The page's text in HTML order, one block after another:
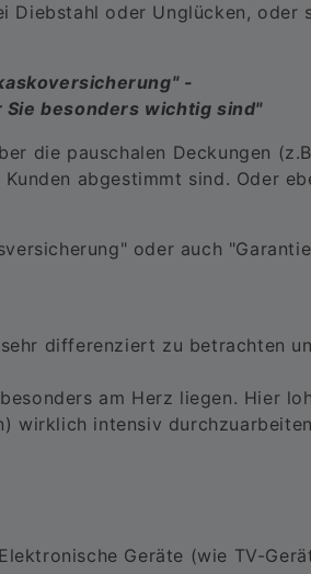
Diebstahl oder Unglücken, oder
-
besonders wichtig sind"
die pauschalen Deckungen
abgestimmt sind. Oder
oder auch
differenziert zu betrachten
am Herz liegen. Hier
wirklich intensiv
Geräte (wie TV-